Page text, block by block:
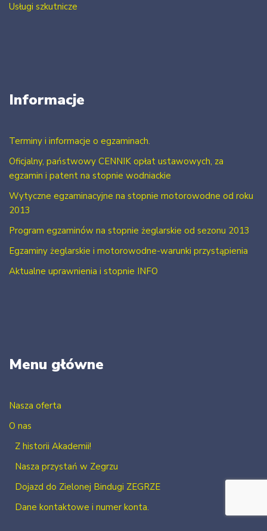
Usługi szkutnicze
Informacje
Terminy i informacje o egzaminach.
Oficjalny, państwowy CENNIK opłat ustawowych, za
egzamin i patent na stopnie wodniackie
Wytyczne egzaminacyjne na stopnie motorowodne od roku
2013
Program egzaminów na stopnie żeglarskie od sezonu 2013
Egzaminy żeglarskie i motorowodne-warunki przystąpienia
Aktualne uprawnienia i stopnie INFO
Menu główne
Nasza oferta
O nas
Z historii Akademii!
Nasza przystań w Zegrzu
Dojazd do Zielonej Bindugi ZEGRZE
Dane kontaktowe i numer konta.